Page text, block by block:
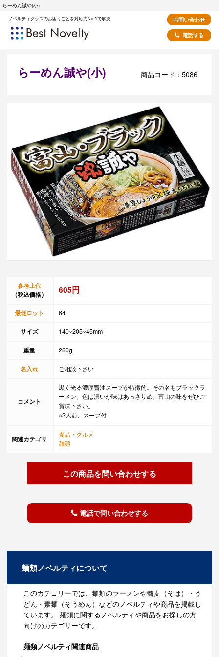
らーめん誠や(小)
ノベルティグッズのお困りごとを対応力No.1で解決
お問い合わせ
電話する
らーめん誠や(小) 商品コード：5086
参考上代
（税込価格）
605円
最低ロット 64
サイズ 140×205×45mm
重量 280g
名入れ ご相談下さい
コメント
黒く光る濃厚醤油スープが特徴的。その名もブラックラ
ーメン。色は濃いが味はあっさりめ。富山の味をぜひご
賞味下さい。
※2人前、スープ付
関連カテゴリ
食品・グルメ
麺類
この商品を問い合わせする
電話で問い合わせする
麺類ノベルティについて
このカテゴリーでは、麺類のラーメンや蕎麦（そば）・う
どん・素麺（そうめん）などのノベルティや商品を掲載し
ています。 麺類に関するノベルティや商品をお探しの方
向けのカテゴリーです。
麺類ノベルティ関連商品